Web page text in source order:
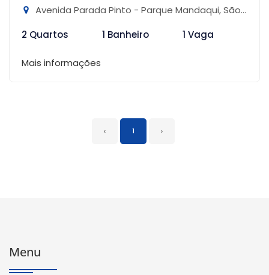
Avenida Parada Pinto - Parque Mandaqui, São Paulo-SP
2 Quartos
1 Banheiro 1 Vaga
Mais informações
‹ 1 ›
Menu